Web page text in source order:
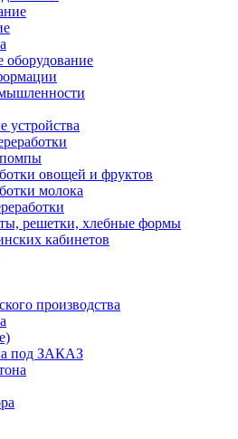
оборудование
помпы
овощей и фруктов
молока
решетки, хлебные формы
кабинетов
производства
под ЗАКАЗ